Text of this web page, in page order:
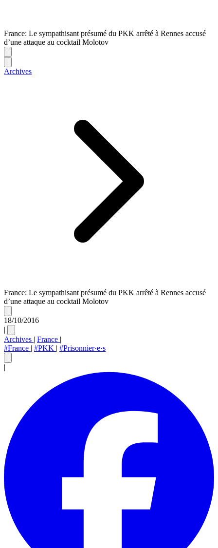
France: Le sympathisant présumé du PKK arrêté à Rennes accusé
d’une attaque au cocktail Molotov
Archives
France: Le sympathisant présumé du PKK arrêté à Rennes accusé
d’une attaque au cocktail Molotov
18/10/2016
|
Archives | France |
#France | #PKK | #Prisonnier·e·s
|